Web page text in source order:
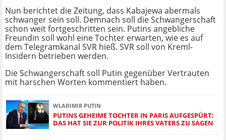
Nun berichtet die Zeitung, dass Kabajewa abermals
schwanger sein soll. Demnach soll die Schwangerschaft
schon weit fortgeschritten sein. Putins angebliche
Freundin soll wohl eine Tochter erwarten, wie es auf
dem Telegramkanal SVR hieß. SVR soll von Kreml-
Insidern betrieben werden.
Die Schwangerschaft soll Putin gegenüber Vertrauten
mit harschen Worten kommentiert haben.
WLADIMIR PUTIN
PUTINS GEHEIME TOCHTER IN PARIS AUFGESPÜRT:
DAS HAT SIE ZUR POLITIK IHRES VATERS ZU SAGEN